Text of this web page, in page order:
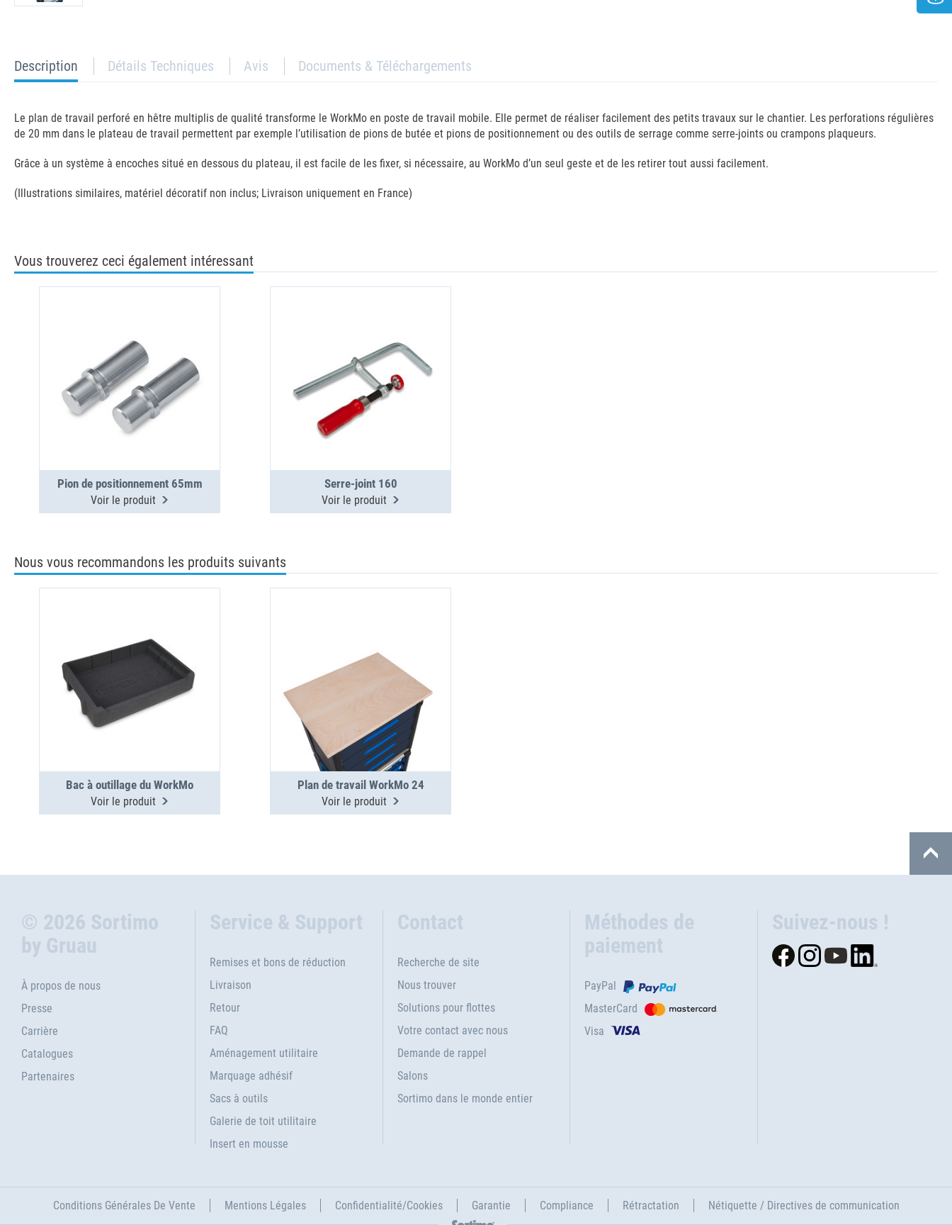
current
tab:
Description Détails Techniques Avis Documents & Téléchargements
Le plan de travail perforé en hêtre multiplis de qualité transforme le WorkMo en poste de travail mobile. Elle permet de réaliser facilement des petits travaux sur le chantier. Les perforations régulières
de 20 mm dans le plateau de travail permettent par exemple l’utilisation de pions de butée et pions de positionnement ou des outils de serrage comme serre-joints ou crampons plaqueurs.
Grâce à un système à encoches situé en dessous du plateau, il est facile de les fixer, si nécessaire, au WorkMo d’un seul geste et de les retirer tout aussi facilement.
(Illustrations similaires, matériel décoratif non inclus; Livraison uniquement en France)
Vous trouverez ceci également intéressant
Pion de positionnement 65mm
Voir le produit
Serre-joint 160
Voir le produit
Nous vous recommandons les produits suivants
Bac à outillage du WorkMo
Voir le produit
Plan de travail WorkMo 24
Voir le produit
© 2026 Sortimo
by Gruau
À propos de nous
Presse
Carrière
Catalogues
Partenaires
Service & Support
Remises et bons de réduction
Livraison
Retour
FAQ
Aménagement utilitaire
Marquage adhésif
Sacs à outils
Galerie de toit utilitaire
Insert en mousse
Contact
Recherche de site
Nous trouver
Solutions pour flottes
Votre contact avec nous
Demande de rappel
Salons
Sortimo dans le monde entier
Méthodes de
paiement
PayPal
MasterCard
Visa
Suivez-nous !
Conditions Générales De Vente Mentions Légales Confidentialité/Cookies Garantie Compliance Rétractation Nétiquette / Directives de communication